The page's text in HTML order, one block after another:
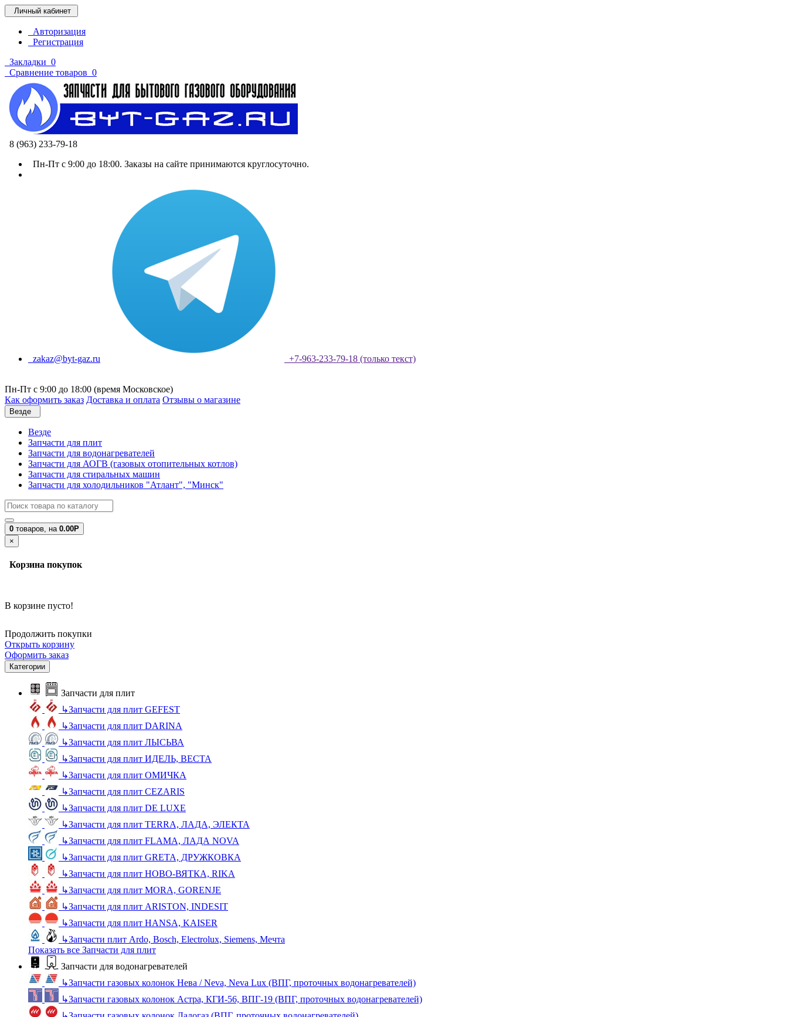
Личный кабинет
Авторизация
Регистрация
Закладки 0
Сравнение товаров 0
8 (963) 233-79-18
Пн-Пт с 9:00 до 18:00. Заказы на сайте принимаются круглосуточно.
zakaz@byt-gaz.ru +7-963-233-79-18 (только текст)
Пн-Пт с 9:00 до 18:00 (время Московское)
Как оформить заказ Доставка и оплата Отзывы о магазине
Везде
Везде
Запчасти для плит
Запчасти для водонагревателей
Запчасти для АОГВ (газовых отопительных котлов)
Запчасти для стиральных машин
Запчасти для холодильников "Атлант", "Минск"
0 товаров, на 0.00Р
×
Корзина покупок
В корзине пусто!
Продолжить покупки
Открыть корзину
Оформить заказ
Категории
Запчасти для плит
↳Запчасти для плит GEFEST
↳Запчасти для плит DARINA
↳Запчасти для плит ЛЫСЬВА
↳Запчасти для плит ИДЕЛЬ, ВЕСТА
↳Запчасти для плит ОМИЧКА
↳Запчасти для плит CEZARIS
↳Запчасти для плит DE LUXE
↳Запчасти для плит TERRA, ЛАДА, ЭЛЕКТА
↳Запчасти для плит FLAMA, ЛАДА NOVA
↳Запчасти для плит GRETA, ДРУЖКОВКА
↳Запчасти для плит НОВО-ВЯТКА, RIKA
↳Запчасти для плит MORA, GORENJE
↳Запчасти для плит ARISTON, INDESIT
↳Запчасти для плит HANSA, KAISER
↳Запчасти плит Ardo, Bosch, Electrolux, Siemens, Мечта
Показать все Запчасти для плит
Запчасти для водонагревателей
↳Запчасти газовых колонок Нева / Neva, Neva Lux (ВПГ, проточных водонагревателей)
↳Запчасти газовых колонок Астра, КГИ-56, ВПГ-19 (ВПГ, проточных водонагревателей)